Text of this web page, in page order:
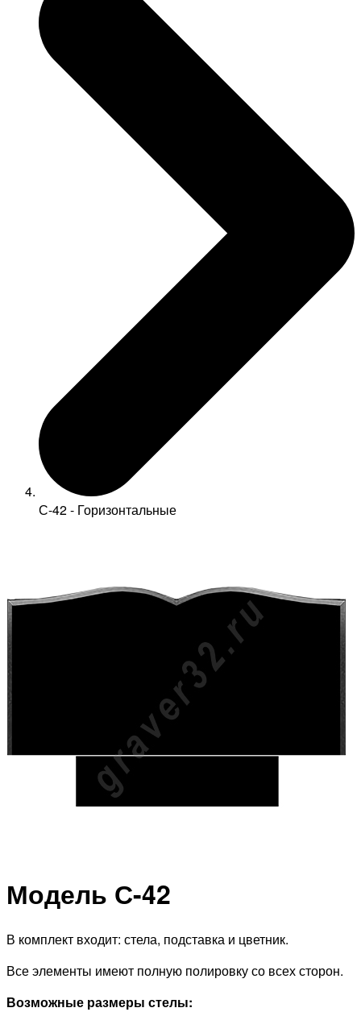
С-42 - Горизонтальные
Модель С-42
В комплект входит: стела, подставка и цветник.
Все элементы имеют полную полировку со всех сторон.
Возможные размеры стелы: